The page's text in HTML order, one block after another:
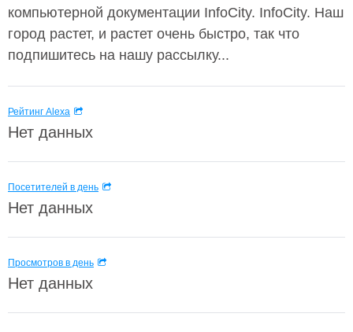
компьютерной документации InfoCity. InfoCity. Наш
город растет, и растет очень быстро, так что
подпишитесь на нашу рассылку...
Рейтинг Alexa
Нет данных
Посетителей в день
Нет данных
Просмотров в день
Нет данных